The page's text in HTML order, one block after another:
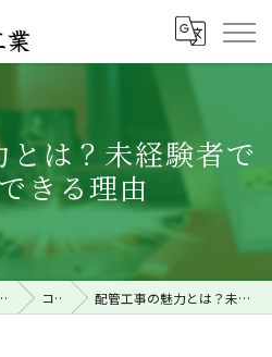
は？未経験者で
きる理由
株式会社丸実村上工業 コラム 配管工事の魅力とは？未経験者でも活躍できる理由